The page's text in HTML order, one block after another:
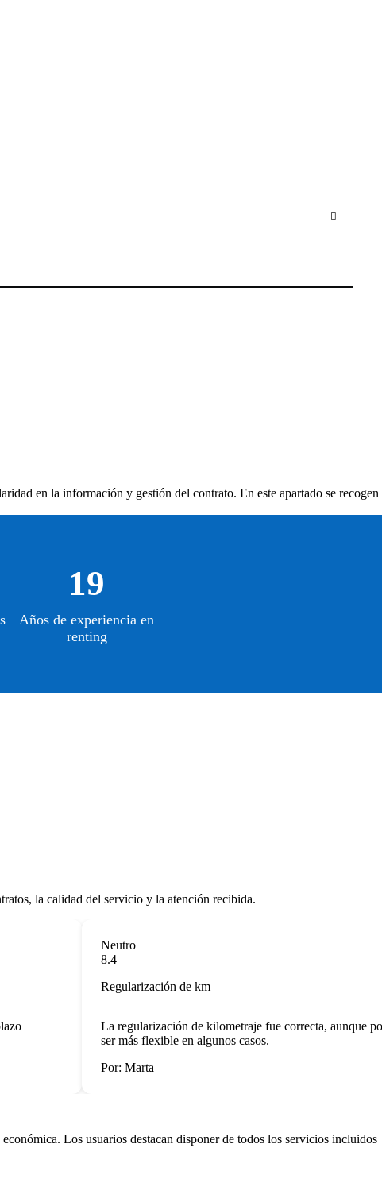
en la información y gestión del contrato. En este apartado se recogen
19
Años de experiencia en
renting
la calidad del servicio y la atención recibida.
Neutro
8.4
Regularización de km
La regularización de kilometraje fue correcta, aunque
ser más flexible en algunos casos.
Por: Marta
Los usuarios destacan disponer de todos los servicios incluidos